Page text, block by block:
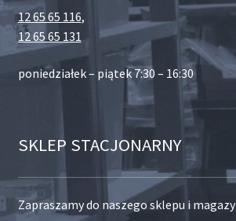
12 65 65 116,
12 65 65 131
poniedziałek – piątek 7:30 – 16:30
SKLEP STACJONARNY
Zapraszamy do naszego sklepu i